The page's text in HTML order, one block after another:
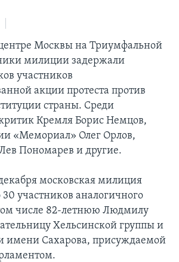
ПУТЕШЕСТВИЕ
ИСТОРИЯ
ГОРОДКИ
Москвы на Триумфальной
милиции задержали
участников
акции протеста против
страны. Среди
Кремля Борис Немцов,
«Мемориал» Олег Орлов,
Пономарев и другие.
московская милиция
участников аналогичного
числе 82-летнюю Людмилу
Хельсинской группы и
имени Сахарова, присуждаемой